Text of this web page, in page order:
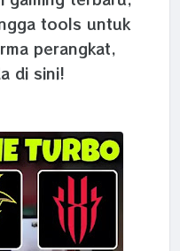
tools untuk
perangkat,
di sini!